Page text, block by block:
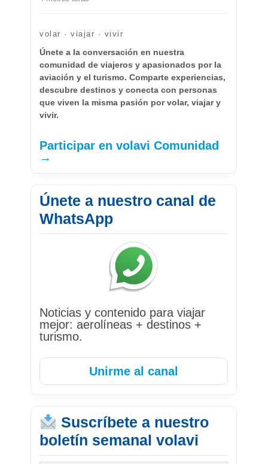
volar · viajar · vivir
Únete a la conversación en nuestra
comunidad de viajeros y apasionados por la
aviación y el turismo. Comparte experiencias,
descubre destinos y conecta con personas
que viven la misma pasión por volar, viajar y
vivir.
Participar en volavi Comunidad
→
Únete a nuestro canal de
WhatsApp
Noticias y contenido para viajar
mejor: aerolíneas + destinos +
turismo.
Unirme al canal
Suscríbete a nuestro
boletín semanal volavi